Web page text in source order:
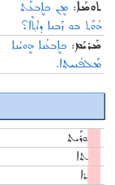
ܬܘܡܰܐ: ܡܷܢ ܟܐܷܒܥܰܬ
ܗܳܘܰܬ ܒܘ ܙܰܒܢܐ ܕܐܬ݂ܶܐ؟
ܡܰܪܝܰܡ: ܟܐܷܒܥܳܢܐ ܗܷܘܝܳܢܐ
ܡܰܠܦܳܢܝܬ݂ܐ.
ܘܪܰܝܬ
ܬܐ
ܪܐ